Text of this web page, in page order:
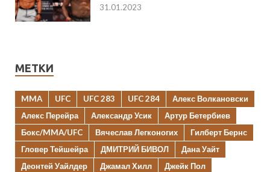
31.01.2023
МЕТКИ
MMA UFC UFC 283 UFC 284
Алекс Волкановски
Алекс Перейра
Александр Усик
Артур Бетербиев
Бокс/MMA/UFC
Вячеслав Легконогих
Гилберт Бернс
Гловер Тейшейра
ДМИТРИЙ БИВОЛ
Дана Уайт
Деонтей Уайлдер
Джамал Хилл
Джейк Пол